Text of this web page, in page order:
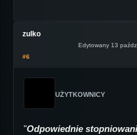
zulko
Edytowany 13
#6
UŻYTKOWNICY
"Odpowiednie